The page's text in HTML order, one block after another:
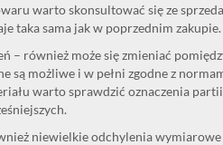
warto skonsultować się ze
taka sama jak w poprzednim zakupie.
– również może się zmieniać
są możliwe i w pełni zgodne z
warto sprawdzić oznaczenia
niewielkie odchylenia